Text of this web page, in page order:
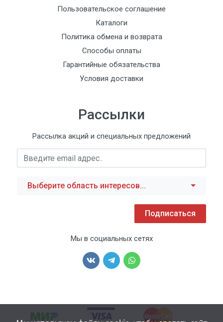
Пользовательское соглашение
Каталоги
Политика обмена и возврата
Способы оплаты
Гарантийные обязательства
Условия доставки
Рассылки
Рассылка акций и специальных предложений
Выберите область интересов...
Подписаться
Мы в социальных сетях